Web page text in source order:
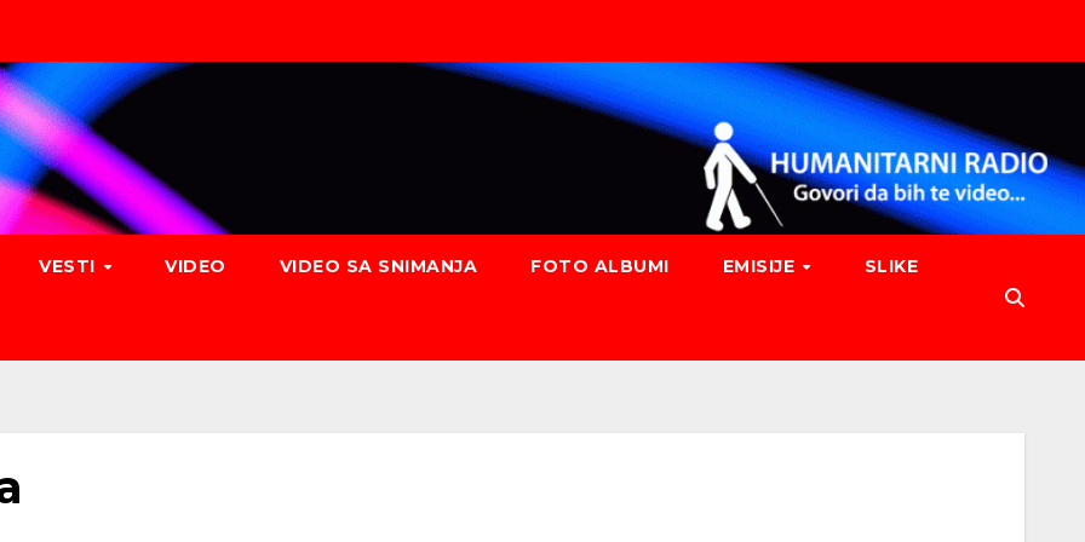
VESTI VIDEO VIDEO SA SNIMANJA FOTO ALBUMI EMISIJE SLIKE